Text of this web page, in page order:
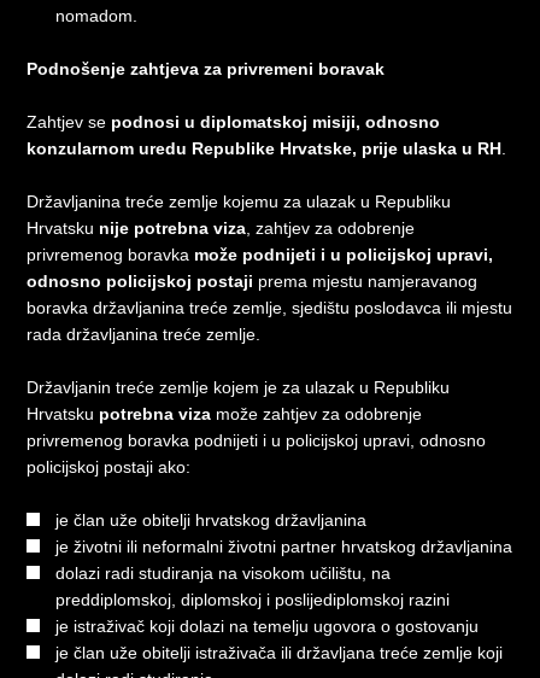
nomadom.
Podnošenje zahtjeva za privremeni boravak
Zahtjev se podnosi u diplomatskoj misiji, odnosno
konzularnom uredu Republike Hrvatske, prije ulaska u RH
Državljanina treće zemlje kojemu za ulazak u Republiku
Hrvatsku nije potrebna viza , zahtjev za odobrenje
privremenog boravka može podnijeti i u policijskoj upravi,
odnosno policijskoj postaji prema mjestu namjeravanog
boravka državljanina treće zemlje, sjedištu poslodavca ili mjestu
rada državljanina treće zemlje.
Državljanin treće zemlje kojem je za ulazak u Republiku
Hrvatsku potrebna viza može zahtjev za odobrenje
privremenog boravka podnijeti i u policijskoj upravi, odnosno
policijskoj postaji ako:
je član uže obitelji hrvatskog državljanina
je životni ili neformalni životni partner hrvatskog državljanina
dolazi radi studiranja na visokom učilištu, na
preddiplomskoj, diplomskoj i poslijediplomskoj razini
je istraživač koji dolazi na temelju ugovora o gostovanju
je član uže obitelji istraživača ili državljana treće zemlje koji